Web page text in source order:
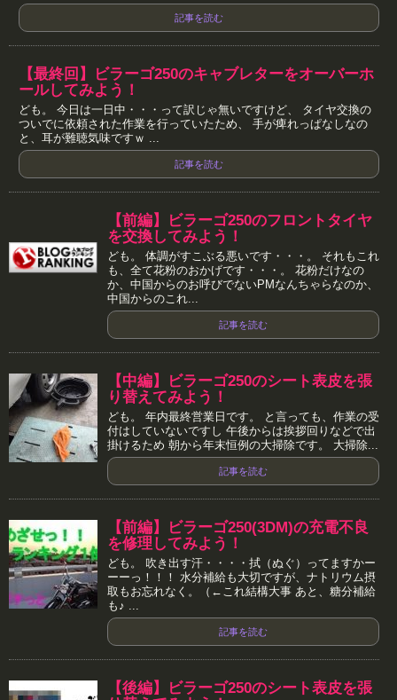
記事を読む
【最終回】ビラーゴ250のキャブレターをオーバーホ
ールしてみよう！
ども。 今日は一日中・・・って訳じゃ無いですけど、 タイヤ交換の
ついでに依頼された作業を行っていたため、 手が痺れっぱなしなの
と、耳が難聴気味ですｗ ...
記事を読む
【前編】ビラーゴ250のフロントタイヤ
を交換してみよう！
ども。 体調がすこぶる悪いです・・・。 それもこれ
も、全て花粉のおかげです・・・。 花粉だけなの
か、中国からのお呼びでないPMなんちゃらなのか、
中国からのこれ...
記事を読む
【中編】ビラーゴ250のシート表皮を張
り替えてみよう！
ども。 年内最終営業日です。 と言っても、作業の受
付はしていないですし 午後からは挨拶回りなどで出
掛けるため 朝から年末恒例の大掃除です。 大掃除...
記事を読む
【前編】ビラーゴ250(3DM)の充電不良
を修理してみよう！
ども。 吹き出す汗・・・・拭（ぬぐ）ってますかー
ーーっ！！！ 水分補給も大切ですが、ナトリウム摂
取もお忘れなく。（←これ結構大事 あと、糖分補給
も♪ ...
記事を読む
【後編】ビラーゴ250のシート表皮を張